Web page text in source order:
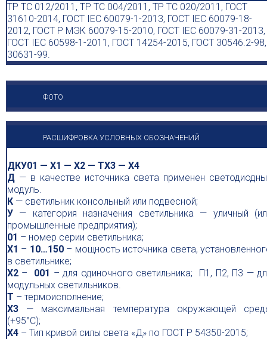
ТР ТС 012/2011, ТР ТС 004/2011, ТР ТС 020/2011, ГОСТ
31610-2014, ГОСТ IEC 60079-1-2013, ГОСТ IEC 60079-18-
2012, ГОСТ Р МЭК 60079-15-2010, ГОСТ IEC 60079-31-2013,
ГОСТ IEC 60598-1-2011, ГОСТ 14254-2015, ГОСТ 30546.2-98,
30631-99.
ФОТО
РАСШИФРОВКА УСЛОВНЫХ ОБОЗНАЧЕНИЙ
ДКУ01 — X1 — Х2 — ТX3 — Х4
Д — в качестве источника света применен
модуль.
К — светильник консольный или подвесной;
У — категория назначения светильника — уличный
промышленные предприятия);
01 – номер серии светильника;
Х1 – 10…150– мощность источника света,
в светильнике;
Х2 – 001 – для одиночного светильника; П1, П2, П3 —
модульных светильников.
Т – термоисполнение;
X3 — максимальная температура окружающей
(+95°С);
Х4 – Тип кривой силы света «Д» по ГОСТ Р 54350-2015;